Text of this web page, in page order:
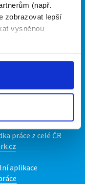
(např.
zobrazovat lepší
vysněnou
inzerát
aplikace
práce z celé ČR
aplikace